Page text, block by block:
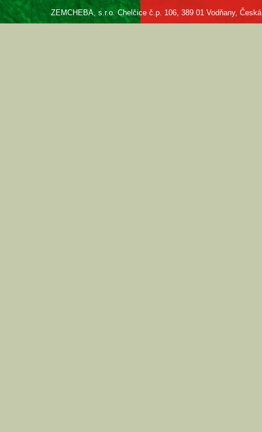
ZEMCHEBA, s.r.o. Chelčice č.p. 106, 389 01 Vodňany,